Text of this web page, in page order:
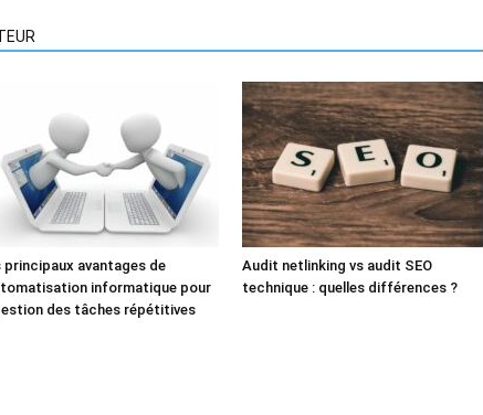
principaux avantages de
informatique pour
des tâches répétitives
Audit netlinking vs audit SEO
technique : quelles différences ?